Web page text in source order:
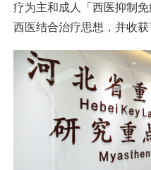
疗为主和成人「西医抑制
西医结合治疗思想，并收获